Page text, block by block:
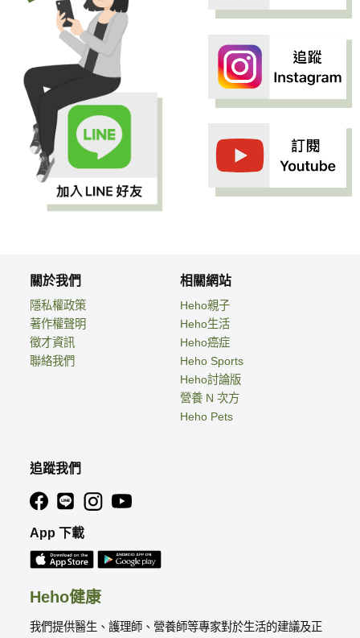
Heho健康
我們提供醫生、護理師、營養師等專家對於生活的建議及正
關於我們
隱私權政策
著作權聲明
徵才資訊
聯絡我們
相關網站
Heho親子
Heho生活
Heho癌症
Heho Sports
Heho討論版
營養 N 次方
Heho Pets
追蹤我們
App 下載